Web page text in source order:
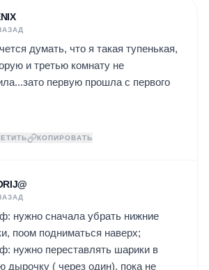
думать, что я такая тупенькая,
и третью комнату не
первую прошла с первого
КОПИРОВАТЬ
нужно сначала убрать нижние
поом подниматься наверх;
нужно переставлять шарики в
дырочку ( через один), пока не